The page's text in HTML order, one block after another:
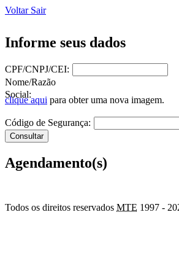
Voltar Sair
Informe seus dados
CPF/CNPJ/CEI:
Nome/Razão
Social:
clique aqui para obter uma nova imagem.
Código de Segurança:
Agendamento(s)
Todos os direitos reservados MTE 1997 -